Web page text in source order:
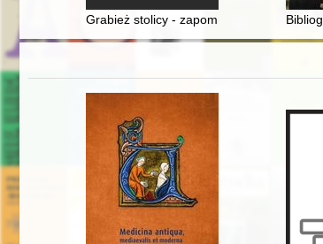
Grabież stolicy - zapomniany wątek z